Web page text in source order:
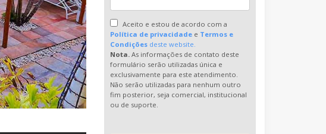
Aceito e estou de acordo com a
Política de privacidade e Termos e
Condições deste website.
Nota. As informações de contato deste
formulário serão utilizadas única e
exclusivamente para este atendimento.
Não serão utilizadas para nenhum outro
fim posterior, seja comercial, institucional
ou de suporte.